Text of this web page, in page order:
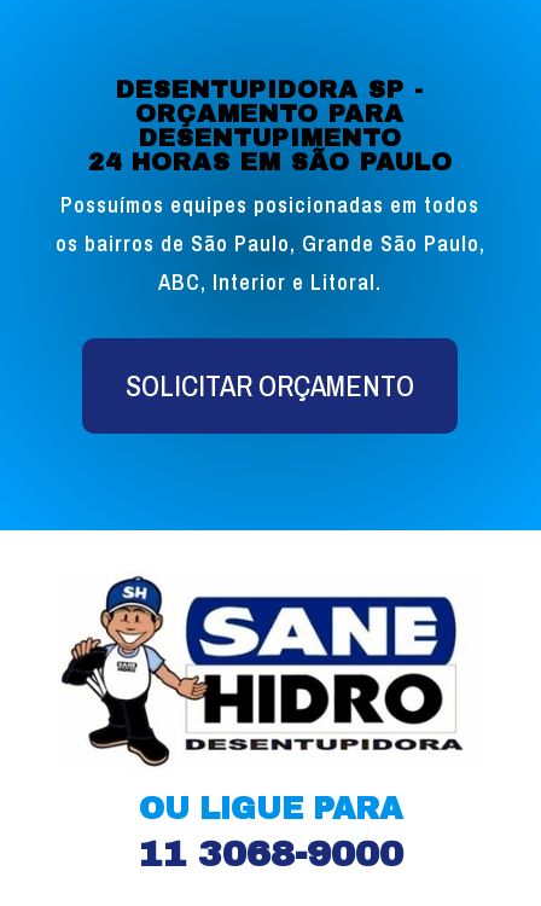
DESENTUPIDORA SP -
ORÇAMENTO PARA
DESENTUPIMENTO
24 HORAS EM SÃO PAULO
Possuímos equipes posicionadas em todos
os bairros de São Paulo, Grande São Paulo,
ABC, Interior e Litoral.
SOLICITAR ORÇAMENTO
OU LIGUE PARA
11 3068-9000